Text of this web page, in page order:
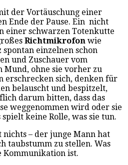
der Vortäuschung einer
Ende der Pause. Ein nicht
einer schwarzen Totenkutte
Richtmikrofon wie
einzelnen schon
und Zuschauer vom
Mund, ohne sie vorher zu
erschrecken sich, denken für
belauscht und bespitzelt,
darum bitten, dass das
weggenommen wird oder sie
keine Rolle, was sie tun.
– der junge Mann hat
taubstumm zu stellen. Was
Kommunikation ist.